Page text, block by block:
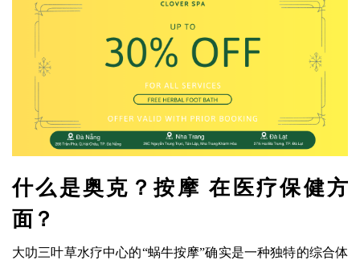
什么是奥克？按摩 在医疗保健方
面？
大叻三叶草水疗中心的“蜗牛按摩”确实是一种独特的综合体